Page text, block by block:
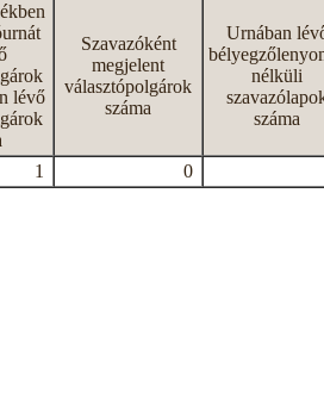
lévő
Szavazóként
megjelent
választópolgárok
száma
Urnában
nélküli
száma
1 0